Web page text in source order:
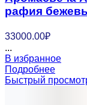
рафия
33000.00₽
...
В избранное
Подробнее
Быстрый